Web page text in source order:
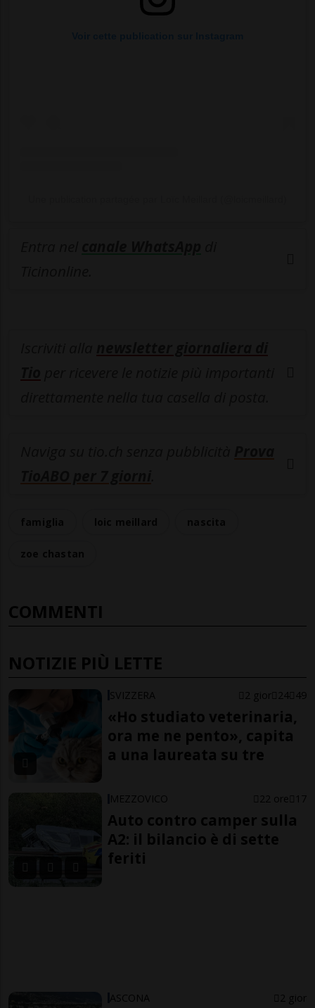
COMMENTI
NOTIZIE PIÙ LETTE
SVIZZERA 2 gior 24 49
«Ho studiato veterinaria,
ora me ne pento», capita
a una laureata su tre
MEZZOVICO 22 ore 17
Auto contro camper sulla
A2: il bilancio è di sette
feriti
ASCONA 2 gior